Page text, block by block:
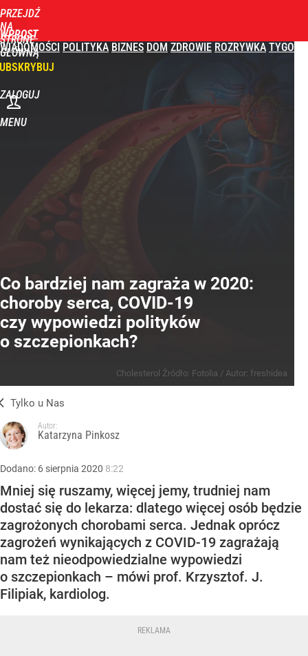
PRZEJDŹ
NA
STRONĘ
GŁÓWNĄ
WPROST
WIADOMOŚCI POLITYKA BIZNES DOM ZDROWIE ROZRYWKA
ZALOGUJ
MENU
Co bardziej nam zagraża w 2020:
choroby serca, COVID-19
czy wypowiedzi polityków
o szczepionkach?
Cholesterol Źródło: Fotolia / Autor: freshidea
Tylko u Nas
Autor:
Katarzyna Pinkosz
Dodano: 6 sierpnia 2020 8:22
Mniej się ruszamy, więcej jemy, trudniej nam
dostać się do lekarza: dlatego więcej osób będzie
zagrożonych chorobami serca. Jednak oprócz
zagrożeń wynikających z COVID-19 zagrażają
nam też nieodpowiedzialne wypowiedzi
o szczepionkach – mówi prof. Krzysztof. J.
Filipiak, kardiolog.